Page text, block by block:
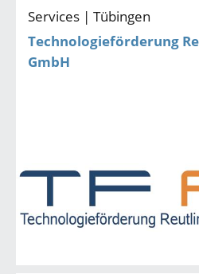
Services | Tübingen
Technologieförderung
GmbH